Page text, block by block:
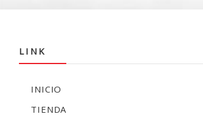
LINK
INICIO
TIENDA